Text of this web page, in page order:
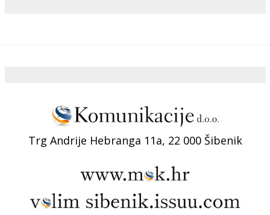
Trg Andrije Hebranga 11a, 22 000 Šibenik